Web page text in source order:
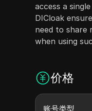
access a
DICloak
need to share
when using
价格
账号类型